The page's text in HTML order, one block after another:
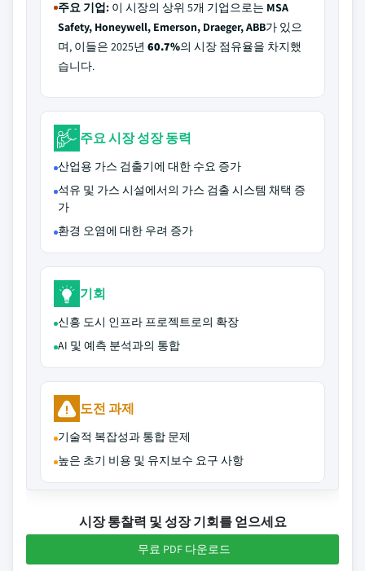
주요 기업: 이 시장의 상위 5개 기업으로는 MSA
Safety, Honeywell, Emerson, Draeger, ABB가 있으
며, 이들은 2025년 60.7%의 시장 점유율을 차지했
습니다.
주요 시장 성장 동력
산업용 가스 검출기에 대한 수요 증가
석유 및 가스 시설에서의 가스 검출 시스템 채택 증
가
환경 오염에 대한 우려 증가
기회
신흥 도시 인프라 프로젝트로의 확장
AI 및 예측 분석과의 통합
도전 과제
기술적 복잡성과 통합 문제
높은 초기 비용 및 유지보수 요구 사항
시장 통찰력 및 성장 기회를 얻으세요
무료 PDF 다운로드